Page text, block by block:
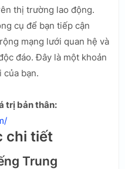
thị trường lao động.
cụ để bạn tiếp cận
mạng lưới quan hệ và
đáo. Đây là một khoản
của bạn.
trị bản thân:
chi tiết
Trung